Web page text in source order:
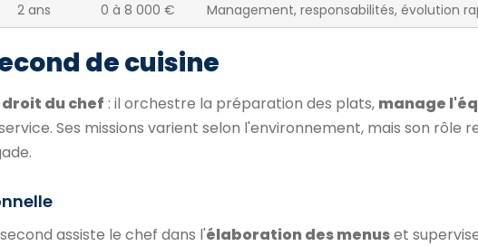
2 ans 0 à 8 000 € Management, responsabilités, évolution
de cuisine
du chef : il orchestre la préparation des plats, manage
Ses missions varient selon l'environnement, mais son rôle
assiste le chef dans l'élaboration des menuset